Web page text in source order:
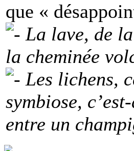
que «
La lave, de
la cheminée
Les lichens,
symbiose,
entre un